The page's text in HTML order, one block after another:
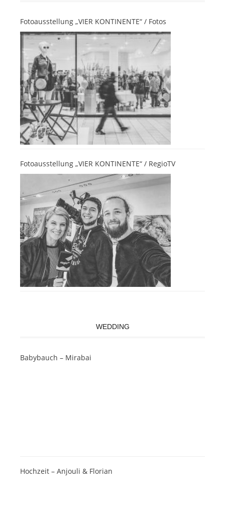
Fotoausstellung „VIER KONTINENTE“ / Fotos
Fotoausstellung „VIER KONTINENTE“ / RegioTV
WEDDING
Babybauch – Mirabai
Hochzeit – Anjouli & Florian